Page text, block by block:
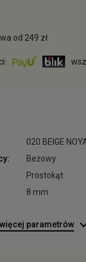
od 249 zł
020 BEIGE
Beżowy
Prostokąt
8 mm
więcej parametrów